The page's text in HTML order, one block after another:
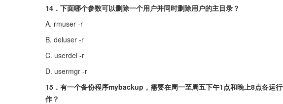
14．下面哪个参数可以删除一个用户并同时删除用户的主目录？
A. rmuser -r
B. deluser -r
C. userdel -r
D. usermgr -r
15．有一个备份程序mybackup，需要在周一至周五下午1点和晚上8点各运
作？